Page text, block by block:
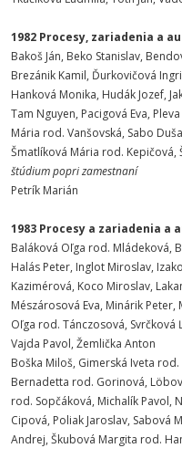
1982 Procesy, zariadenia a
Bakoš Ján, Beko Stanislav,
Brezánik Kamil, Ďurkovičová
Hanková Monika, Hudák Jozef,
Tam Nguyen, Pacigová Eva,
Mária rod. Vanšovská, Sabo
Šmatlíková Mária rod. Kepičová,
štúdium popri zamestnaní
Petrík Marián
1983 Procesy a zariadenia
Baláková Oľga rod. Mládeková,
Halás Peter, Inglot Miroslav,
Kazimérová, Koco Miroslav,
Mészárosová Eva, Minárik
Oľga rod. Tánczosová, Svrčková
Vajda Pavol, Žemlička Anton
Boška Miloš, Gimerská Iveta
Bernadetta rod. Gorinová,
rod. Sopčáková, Michalík Pavol,
Cipová, Poliak Jaroslav, Sabová
Andrej, Škubová Margita rod.